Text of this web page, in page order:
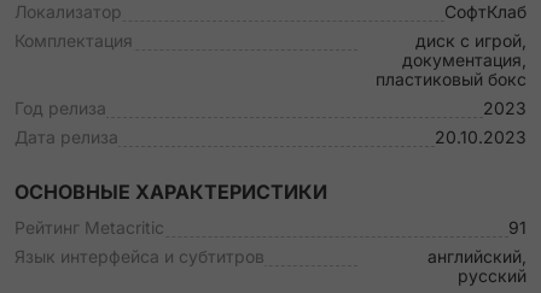
Локализатор
СофтКлаб
Комплектация
диск с игрой,
документация,
пластиковый бокс
Год релиза
2023
Дата релиза
20.10.2023
ОСНОВНЫЕ ХАРАКТЕРИСТИКИ
Рейтинг Metacritic
91
Язык интерфейса и субтитров
английский,
русский